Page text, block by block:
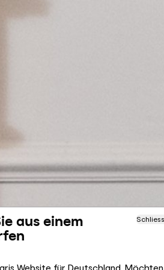
aus einem
Website für Deutschland. Möchten